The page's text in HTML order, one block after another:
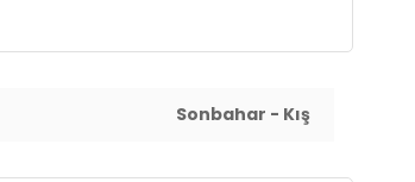
Sonbahar - Kış